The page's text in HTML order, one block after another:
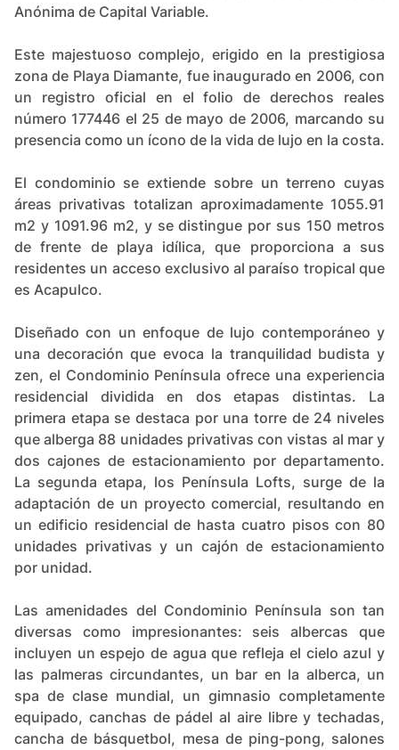
Anónima de Capital Variable.
Este majestuoso complejo, erigido en la prestigiosa
zona de Playa Diamante, fue inaugurado en 2006, con
un registro oficial en el folio de derechos reales
número 177446 el 25 de mayo de 2006, marcando su
presencia como un ícono de la vida de lujo en la costa​​.
El condominio se extiende sobre un terreno cuyas
áreas privativas totalizan aproximadamente 1055.91
m2 y 1091.96 m2​​, y se distingue por sus 150 metros
de frente de playa idílica, que proporciona a sus
residentes un acceso exclusivo al paraíso tropical que
es Acapulco.
Diseñado con un enfoque de lujo contemporáneo y
una decoración que evoca la tranquilidad budista y
zen, el Condominio Península ofrece una experiencia
residencial dividida en dos etapas distintas. La
primera etapa se destaca por una torre de 24 niveles
que alberga 88 unidades privativas con vistas al mar y
dos cajones de estacionamiento por departamento​​.
La segunda etapa, los Península Lofts, surge de la
adaptación de un proyecto comercial, resultando en
un edificio residencial de hasta cuatro pisos con 80
unidades privativas y un cajón de estacionamiento
por unidad​​.
Las amenidades del Condominio Península son tan
diversas como impresionantes: seis albercas que
incluyen un espejo de agua que refleja el cielo azul y
las palmeras circundantes, un bar en la alberca, un
spa de clase mundial, un gimnasio completamente
equipado, canchas de pádel al aire libre y techadas,
cancha de básquetbol, mesa de ping-pong, salones